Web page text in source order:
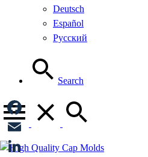
Deutsch
Español
Русский
Search
Facebook
Email